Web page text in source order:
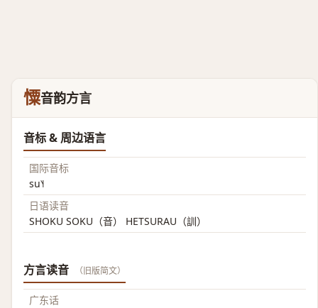
憟音韵方言
音标 & 周边语言
国际音标
su˥˧
日语读音
SHOKU SOKU（音） HETSURAU（訓）
方言读音 （旧版简文）
广东话